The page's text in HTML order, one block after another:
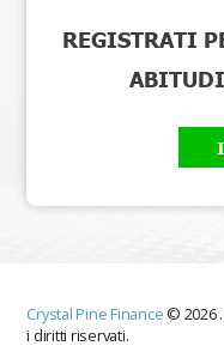
REGISTRATI
Crystal Pine Finance © 2026.
i diritti riservati.